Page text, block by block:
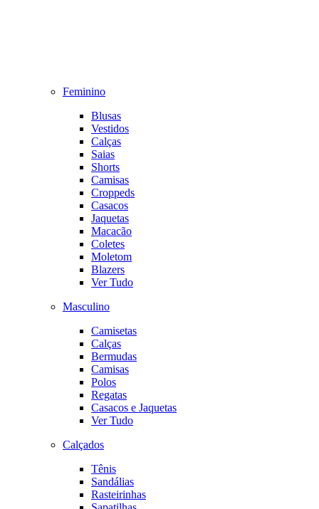
Feminino
Blusas
Vestidos
Calças
Saias
Shorts
Camisas
Croppeds
Casacos
Jaquetas
Macacão
Coletes
Moletom
Blazers
Ver Tudo
Masculino
Camisetas
Calças
Bermudas
Camisas
Polos
Regatas
Casacos e Jaquetas
Ver Tudo
Calçados
Tênis
Sandálias
Rasteirinhas